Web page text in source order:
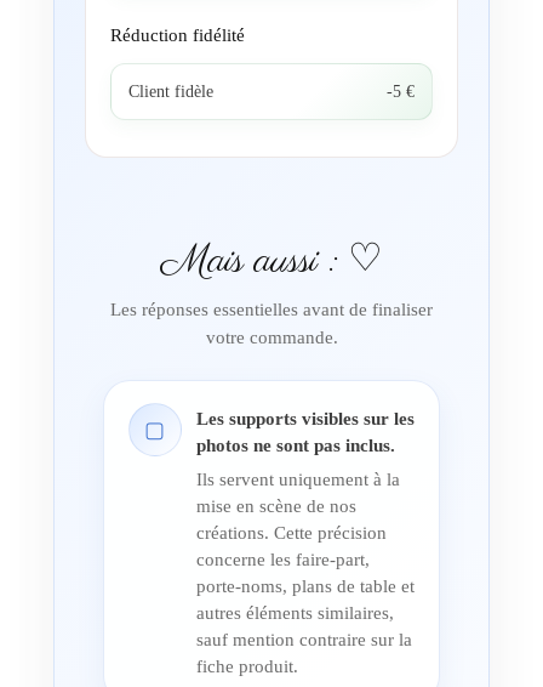
Réduction fidélité
Client fidèle -5 €
Mais aussi : ♡
Les réponses essentielles avant de finaliser
votre commande.
▢
Les supports visibles sur les
photos ne sont pas inclus.
Ils servent uniquement à la
mise en scène de nos
créations. Cette précision
concerne les faire-part,
porte-noms, plans de table et
autres éléments similaires,
sauf mention contraire sur la
fiche produit.